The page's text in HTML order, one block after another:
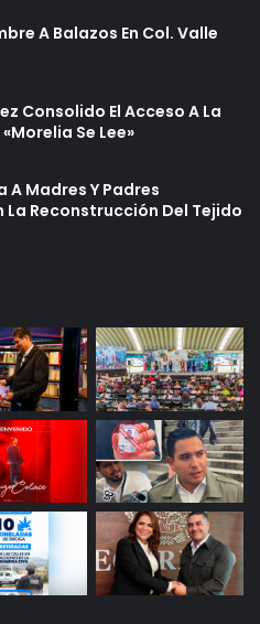
A Balazos En Col. Valle
Consolido El Acceso A La
Se Lee»
A Madres Y Padres
Reconstrucción Del Tejido